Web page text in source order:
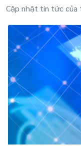
Cập nhật tin tức của